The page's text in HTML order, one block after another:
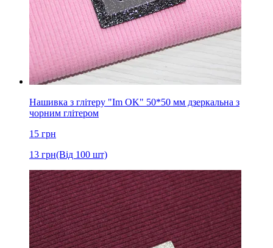
Нашивка з глітеру "Im OK" 50*50 мм дзеркальна з
чорним глітером
15 грн
13 грн(Від 100 шт)